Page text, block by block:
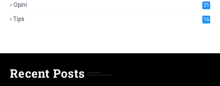
Opini 21
Tips 16
Recent Posts